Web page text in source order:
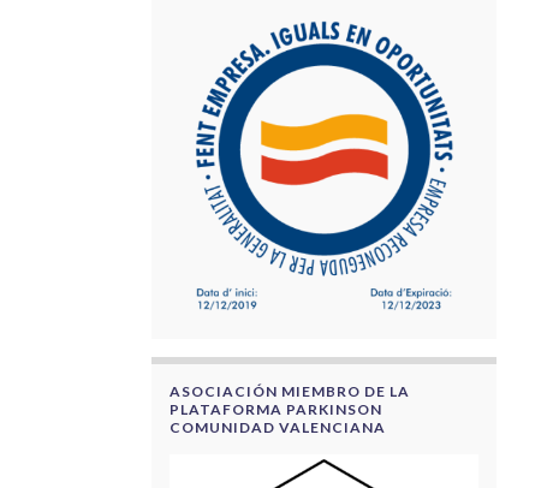
ASOCIACIÓN MIEMBRO DE LA
PLATAFORMA PARKINSON
COMUNIDAD VALENCIANA